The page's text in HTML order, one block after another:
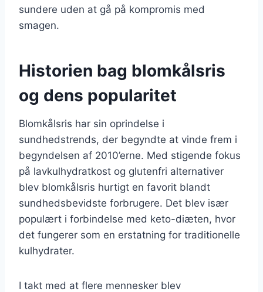
sundere uden at gå på kompromis med
smagen.
Historien bag blomkålsris
og dens popularitet
Blomkålsris har sin oprindelse i
sundhedstrends, der begyndte at vinde frem i
begyndelsen af 2010’erne. Med stigende fokus
på lavkulhydratkost og glutenfri alternativer
blev blomkålsris hurtigt en favorit blandt
sundhedsbevidste forbrugere. Det blev især
populært i forbindelse med keto-diæten, hvor
det fungerer som en erstatning for traditionelle
kulhydrater.
I takt med at flere mennesker blev